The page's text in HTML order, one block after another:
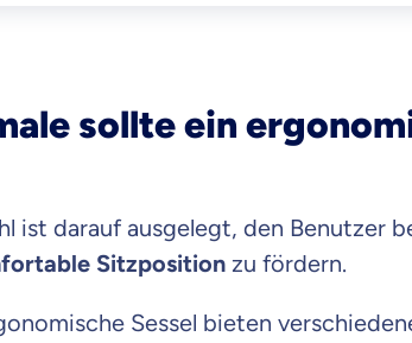
sollte ein
ist darauf ausgelegt, den Benutzer
Sitzposition zu fördern.
Sessel bieten